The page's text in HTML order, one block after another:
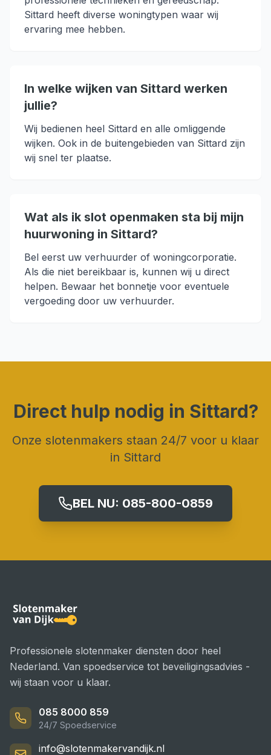
Sittard heeft diverse woningtypen waar wij
ervaring mee hebben.
In welke wijken van Sittard werken
jullie?
Wij bedienen heel Sittard en alle omliggende
wijken. Ook in de buitengebieden van Sittard zijn
wij snel ter plaatse.
Wat als ik slot openmaken sta bij mijn
huurwoning in Sittard?
Bel eerst uw verhuurder of woningcorporatie.
Als die niet bereikbaar is, kunnen wij u direct
helpen. Bewaar het bonnetje voor eventuele
vergoeding door uw verhuurder.
Direct hulp nodig in Sittard?
Onze slotenmakers staan 24/7 voor u klaar
in Sittard
BEL NU: 085-800-0859
Professionele slotenmaker diensten door heel
Nederland. Van spoedservice tot beveiligingsadvies -
wij staan voor u klaar.
085 8000 859
24/7 Spoedservice
info@slotenmakervandijk.nl